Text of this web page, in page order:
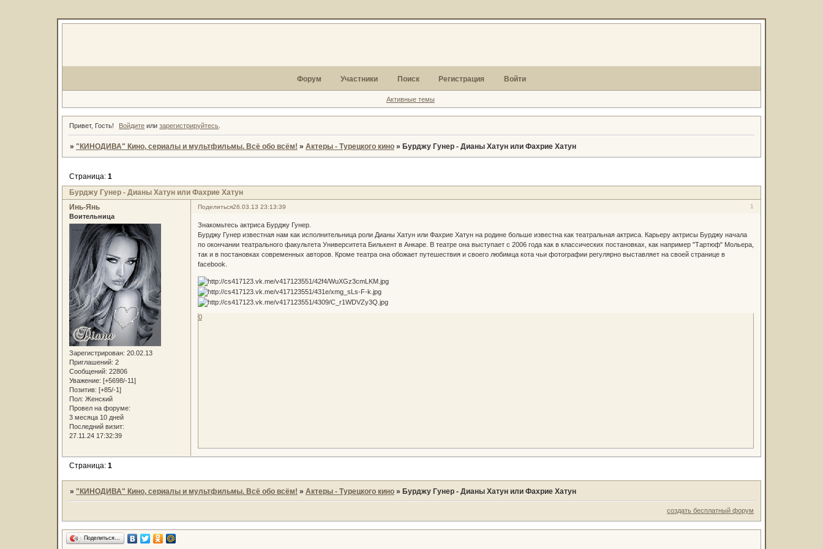
Форум Участники Поиск Регистрация Войти
Активные темы
Привет, Гость! Войдите илизарегистрируйтесь
» "КИНОДИВА" Кино, сериалы и мультфильмы. Всё обо всём! » Актеры - Турецкого кино » Бурджу Гунер - Дианы Хатун или Фахрие Хатун
Бурджу Гунер - Дианы Хатун или Фахрие Хатун
Страница: 1
Поделиться 1
26.03.13 23:13:39
Инь-Янь
Воительница
Зарегистрирован: 20.02.13
Приглашений: 2
Сообщений: 22806
Уважение: [+5698/-11]
Позитив: [+85/-1]
Пол: Женский
Провел на форуме:
3 месяца 10 дней
Последний визит:
27.11.24 17:32:39
Знакомьтесь актриса Бурджу Гунер.
Бурджу Гунер известная нам как исполнительница роли Дианы Хатун или Фахрие Хатун на родине больше известна как театральная актриса. Карьеру актрисы Бурджу начала
по окончании театрального факультета Университета Билькент в Анкаре. В театре она выступает с 2006 года как в классических постановках, как например "Тартюф" Мольера,
так и в постановках современных авторов. Кроме театра она обожает путешествия и своего любимца кота чьи фотографии регулярно выставляет на своей странице в
facebook.
0
Страница: 1
» "КИНОДИВА" Кино, сериалы и мультфильмы. Всё обо всём! » Актеры - Турецкого кино » Бурджу Гунер - Дианы Хатун или Фахрие Хатун
создать бесплатный форум
Поделиться…